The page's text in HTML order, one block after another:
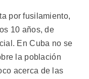
por fusilamiento,
10 años, de
En Cuba no se
la población
acerca de las